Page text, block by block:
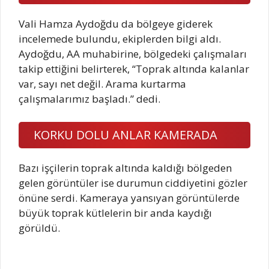
Vali Hamza Aydoğdu da bölgeye giderek
incelemede bulundu, ekiplerden bilgi aldı.
Aydoğdu, AA muhabirine, bölgedeki çalışmaları
takip ettiğini belirterek, “Toprak altında kalanlar
var, sayı net değil. Arama kurtarma
çalışmalarımız başladı.” dedi.
KORKU DOLU ANLAR KAMERADA
Bazı işçilerin toprak altında kaldığı bölgeden
gelen görüntüler ise durumun ciddiyetini gözler
önüne serdi. Kameraya yansıyan görüntülerde
büyük toprak kütlelerin bir anda kaydığı
görüldü.